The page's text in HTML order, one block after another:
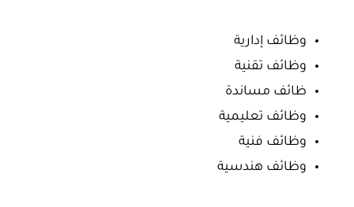
وظائف إدارية
وظائف تقنية
ظائف مساندة
وظائف تعليمية
وظائف فنية
وظائف هندسية